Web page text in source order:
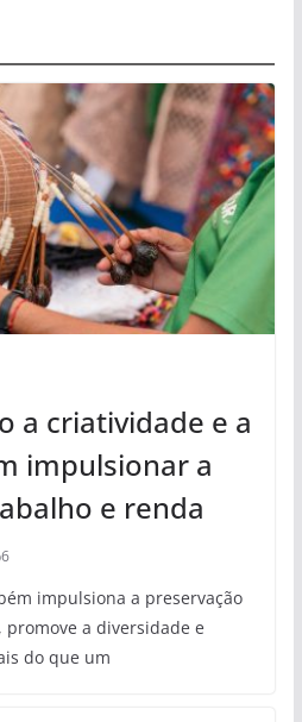
a criatividade e a
impulsionar a
e renda
impulsiona a preservação
a diversidade e
do que um